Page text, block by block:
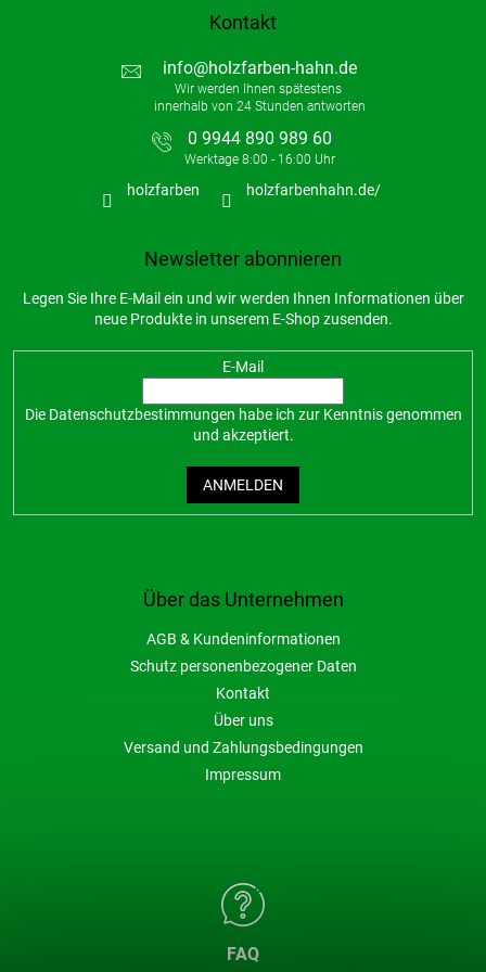
Über das Unternehmen
AGB & Kundeninformationen
Schutz personenbezogener Daten
Kontakt
Über uns
Versand und Zahlungsbedingungen
Impressum
FAQ
Kontakt
info@holzfarben-hahn.de
0 9944 890 989 60
holzfarben holzfarbenhahn.de/
Newsletter abonnieren
Legen Sie Ihre E-Mail ein und wir werden Ihnen Informationen über
neue Produkte in unserem E-Shop zusenden.
E-Mail
Die Datenschutzbestimmungen habe ich zur Kenntnis genommen
und akzeptiert.
ANMELDEN